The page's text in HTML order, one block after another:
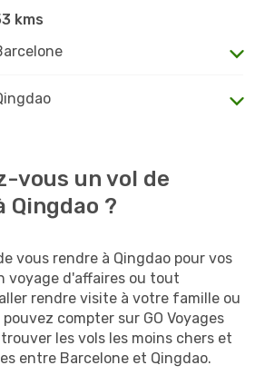
kms
vous un vol de
Qingdao ?
vous rendre à Qingdao pour vos
voyage d'affaires ou tout
rendre visite à votre famille ou
pouvez compter sur GO Voyages
les vols les moins chers et
entre Barcelone et Qingdao.